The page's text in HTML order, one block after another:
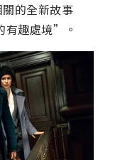
的全新故事
有趣處境”。